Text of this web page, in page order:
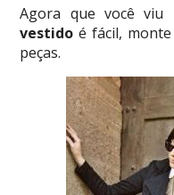
Agora que você viu
vestido é fácil,
peças.